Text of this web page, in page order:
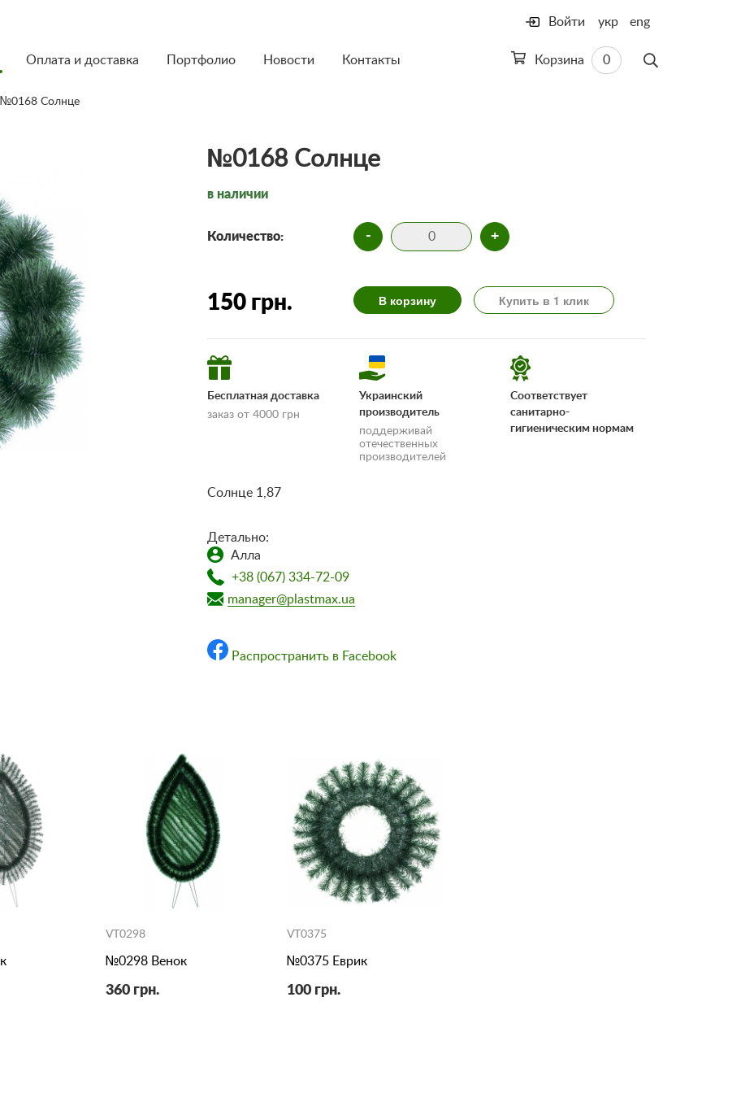
Войти
Корзина 0
Оплата и доставка Портфолио Новости Контакты
укр eng
Солнце
№0168 Солнце
в наличии
Количество: - +
150 грн. В корзину Купить в 1 клик
Бесплатная доставка
заказ от 4000 грн
доставки и оплаты»
Украинский
производитель
поддерживай
отечественных
производителей
Соответствует
санитарно-
гигиеническим нормам
Солнце 1,87
Детально:
Алла
+38 (067) 334-72-09
manager@plastmax.ua
Распространить в Facebook
VT0298
№0298 Венок
360 грн.
VT0375
№0375 Еврик
100 грн.